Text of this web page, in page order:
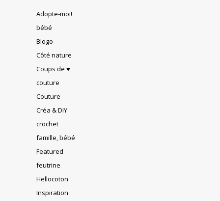
Adopte-moi!
bébé
Blogo
Côté nature
Coups de ♥
couture
Couture
Créa & DIY
crochet
famille, bébé
Featured
feutrine
Hellocoton
Inspiration